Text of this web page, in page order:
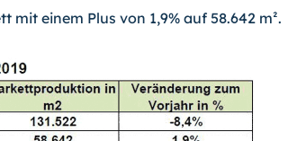
einem Plus von 1,9% auf 58.642 m².